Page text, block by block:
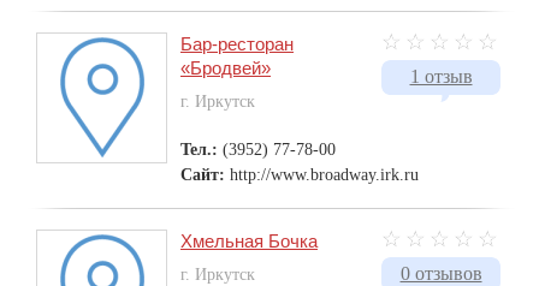
1 отзыв
Бар-ресторан
«Бродвей»
г. Иркутск
Тел.: (3952) 77-78-00
Сайт: http://www.broadway.irk.ru
0 отзывов
Хмельная Бочка
г. Иркутск